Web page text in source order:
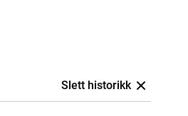
Slett historikk